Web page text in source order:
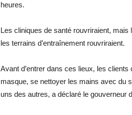
heures.
Les cliniques de santé rouvriraient,
les terrains d’entraînement rouvriraient.
Avant d’entrer dans ces lieux, les
masque, se nettoyer les mains avec du
uns des autres, a déclaré le gouverneur